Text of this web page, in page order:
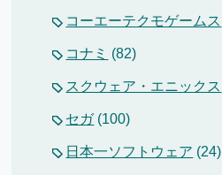
コーエーテクモゲームス
コナミ (82)
スクウェア・エニックス
セガ(100)
日本一ソフトウェア (24)